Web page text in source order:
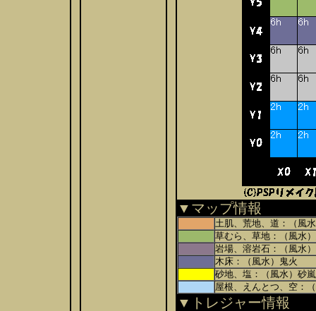
▼マップ情報
土肌、荒地、道：（風
草むら、草地：（風水
岩場、溶岩石：（風水
木床：（風水）鬼火
砂地、塩：（風水）砂嵐
屋根、えんとつ、空：
▼トレジャー情報